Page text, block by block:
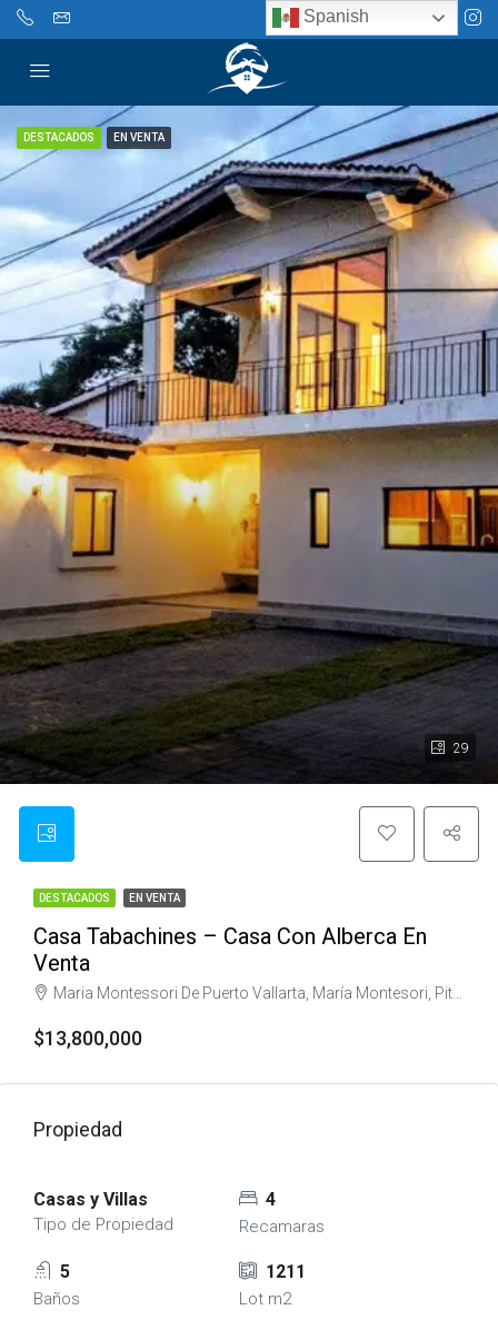
29
DESTACADOS EN VENTA
DESTACADOS EN VENTA
Casa Tabachines – Casa Con Alberca En
Venta
Maria Montessori De Puerto Vallarta, María Montesori, Pitillal, Puerto Vallarta, Jalisco, 48300, México
$13,800,000
Propiedad
Casas y Villas
Tipo de Propiedad
4
Recamaras
5
Baños
1211
Lot m2
Spanish